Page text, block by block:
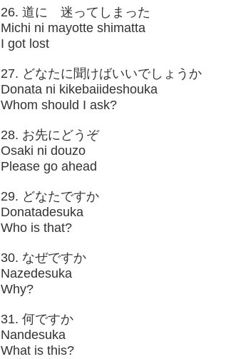
26. 道に 迷ってしまった
Michi ni mayotte shimatta
I got lost
27. どなたに聞けばいいでしょうか
Donata ni kikebaiideshouka
Whom should I ask?
28. お先にどうぞ
Osaki ni douzo
Please go ahead
29. どなたですか
Donatadesuka
Who is that?
30. なぜですか
Nazedesuka
Why?
31. 何ですか
Nandesuka
What is this?